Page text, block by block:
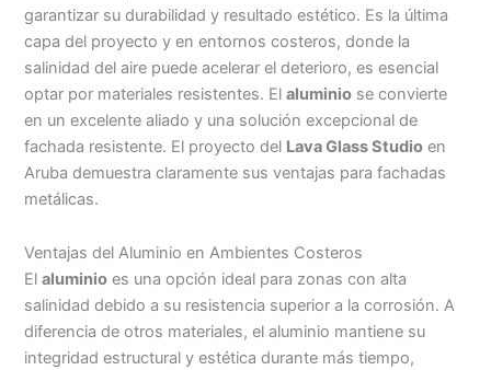
garantizar su durabilidad y resultado estético. Es la última
capa del proyecto y en entornos costeros, donde la
salinidad del aire puede acelerar el deterioro, es esencial
optar por materiales resistentes. Elaluminio se convierte
en un excelente aliado y una solución excepcional de
fachada resistente. El proyecto del Lava Glass Studio en
Aruba demuestra claramente sus ventajas para fachadas
metálicas.
Ventajas del Aluminio en Ambientes Costeros
Elaluminio es una opción ideal para zonas con alta
salinidad debido a su resistencia superior a la corrosión. A
diferencia de otros materiales, el aluminio mantiene su
integridad estructural y estética durante más tiempo,